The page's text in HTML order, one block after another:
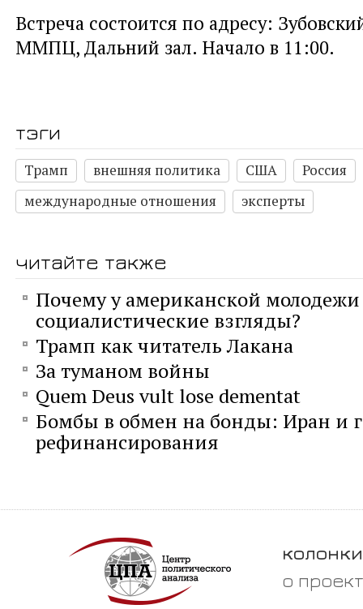
Встреча состоится по адресу:
ММПЦ, Дальний зал. Начало в 11:00.
тэги
Трамп внешняя политика США
Россия
международные отношения
эксперты
читайте также
Почему у американской молодежи
социалистические взгляды?
Трамп как читатель Лакана
За туманом войны
Quem Deus vult lose dementat
Бомбы в обмен на бонды: Иран и
рефинансирования
колонки
о